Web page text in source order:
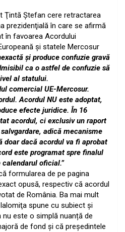
Ţintă Ştefan cere retractarea
prezidenţială în care se afirmă
în favoarea Acordului
și statele Mercosur
și produce confuzie gravă
ca o astfel de confuzie să
al statului.
comercial UE-Mercosur.
Acordul NU este adoptat,
efecte juridice. În 16
acordul, ci exclusiv un raport
adică mecanisme
doar dacă acordul va fi aprobat
este programat spre finalul
oficial.”
formularea de pe pagina
opusă, respectiv că acordul
de România. Ba mai mult
spune cu subiect şi
este o simplă nuanță de
de fond şi că președintele